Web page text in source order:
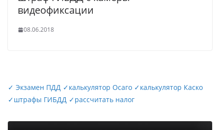
видеофиксации
08.06.2018
✓ Экзамен ПДД ✓калькулятор Осаго ✓калькулятор Каско
✓штрафы ГИБДД ✓рассчитать налог